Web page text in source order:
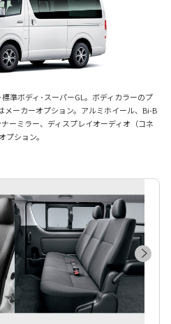
準ボディ･スーパーGL。ボディカラーのプ
メーカーオプション。アルミホイール、Bi-B
ーミラー、ディスプレイオーディオ（コネ
ション。